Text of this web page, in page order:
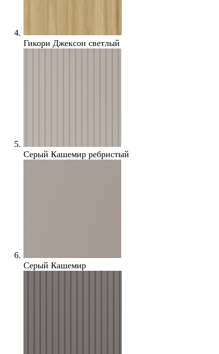
Гикори Джексон светлый
Серый Кашемир ребристый
Серый Кашемир